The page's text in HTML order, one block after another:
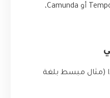
مفتوحة المصدر (مثل Temporal أو Camunda،
(مثال مبسط بلغة